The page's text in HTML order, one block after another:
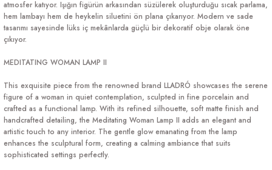
atmosfer katıyor. Işığın figürün arkasından süzülerek oluşturduğu sıcak parlama,
hem lambayı hem de heykelin siluetini ön plana çıkarıyor. Modern ve sade
tasarımı sayesinde lüks iç mekânlarda güçlü bir dekoratif obje olarak öne
çıkıyor.
MEDITATING WOMAN LAMP II
This exquisite piece from the renowned brand LLADRÓ showcases the serene
figure of a woman in quiet contemplation, sculpted in fine porcelain and
crafted as a functional lamp. With its refined silhouette, soft matte finish and
handcrafted detailing, the Meditating Woman Lamp II adds an elegant and
artistic touch to any interior. The gentle glow emanating from the lamp
enhances the sculptural form, creating a calming ambiance that suits
sophisticated settings perfectly.